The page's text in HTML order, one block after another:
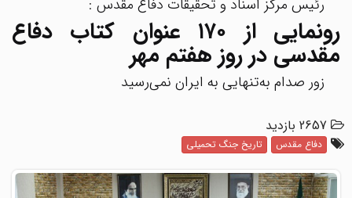
رئیس مرکز اسناد و تحقیقات دفاع مقدس :
رونمایی از ۱۷۰ عنوان کتاب دفاع
مقدسی در روز هفتم مهر
زور صدام به‌تنهایی به ایران نمی‌رسید
2657 بازدید
دفاع مقدس تاریخ جنگ تحمیلی